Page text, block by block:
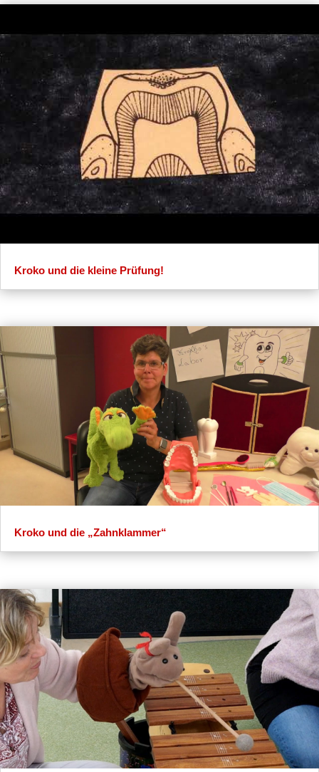
Kroko und die kleine Prüfung!
Kroko und die „Zahnklammer“